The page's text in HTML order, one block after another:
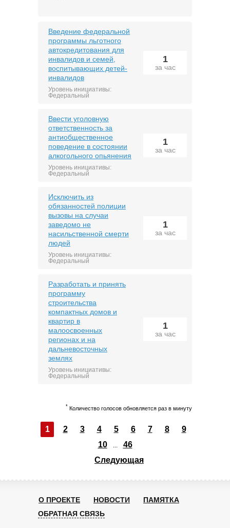
1
за час
Введение федеральной
программы льготного
автокредитования для
инвалидов и семей,
воспитывающих детей-
инвалидов
Уровень инициативы:
Федеральный
1
за час
Ввести уголовную
ответственность за
антиобщественное
поведение в состоянии
алкогольного опьянения
Уровень инициативы:
Федеральный
1
за час
Исключить из
обязанностей полиции
вызовы на случаи
заведомо не
насильственной смерти
людей
Уровень инициативы:
Федеральный
1
за час
Разработать и принять
программу
строительства
компактных домов и
квартир в
малоосвоенных
регионах и на
дальневосточных
землях
Уровень инициативы:
Федеральный
* Количество голосов обновляется раз в минуту
1 2 3 4 5 6 7 8
9
10
46
Следующая
О ПРОЕКТЕ НОВОСТИ
ПАМЯТКА
ОБРАТНАЯ СВЯЗЬ